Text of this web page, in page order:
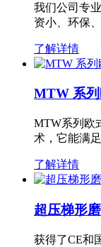
我们公司专
资小、环保
了解详情
MTW 系
MTW系列欧
术，它能满
了解详情
超压梯形
获得了CE和